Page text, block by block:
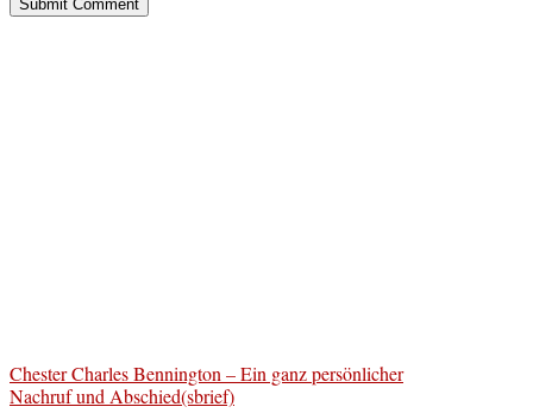
Chester Charles Bennington – Ein ganz persönlicher
Nachruf und Abschied(sbrief)